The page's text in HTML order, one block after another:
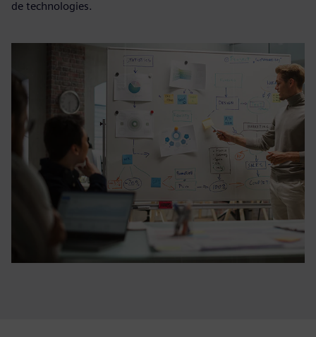
de technologies.